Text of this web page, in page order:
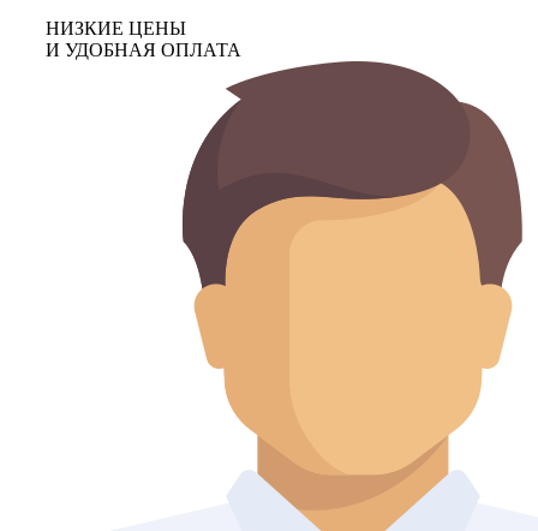
НИЗКИЕ ЦЕНЫ
И УДОБНАЯ ОПЛАТА